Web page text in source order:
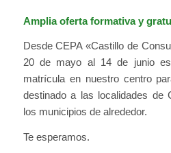
Amplia oferta formativa y
Desde CEPA «Castillo de
20 de mayo al 14 de junio
matrícula en nuestro centro
destinado a las localidades de
los municipios de alrededor.
Te esperamos.